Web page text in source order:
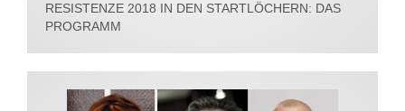
RESISTENZE 2018 IN DEN STARTLÖCHERN: DAS
PROGRAMM